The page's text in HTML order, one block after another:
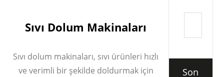
Sıvı Dolum Makinaları
Sıvı dolum makinaları, sıvı ürünleri hızlı
ve verimli bir şekilde doldurmak için
Son